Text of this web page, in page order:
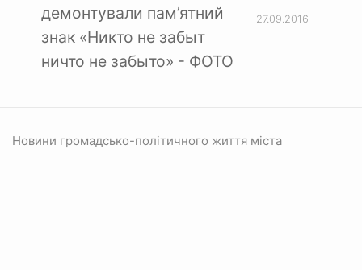
демонтували пам’ятний
знак «Никто не забыт
ничто не забыто» - ФОТО
27.09.2016
Новини громадсько-політичного життя міста